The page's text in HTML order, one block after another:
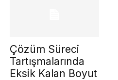
Çözüm Süreci
Tartışmalarında
Eksik Kalan Boyut